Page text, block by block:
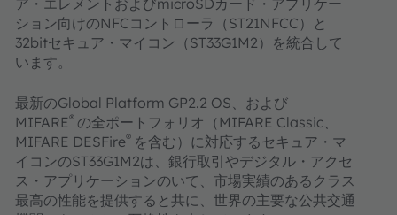
ア・エレメントおよびmicroSDカード・アプリケー
ション向けのNFCコントローラ（ST21NFCC）と
32bitセキュア・マイコン（ST33G1M2）を統合して
います。
最新のGlobal Platform GP2.2 OS、および
MIFARE® の全ポートフォリオ（MIFARE Classic、
MIFARE DESFire® を含む）に対応するセキュア・マ
イコンのST33G1M2は、銀行取引やデジタル・アクセ
ス・アプリケーションのいて、市場実績のあるクラス
最高の性能を提供すると共に、世界の主要な公共交通